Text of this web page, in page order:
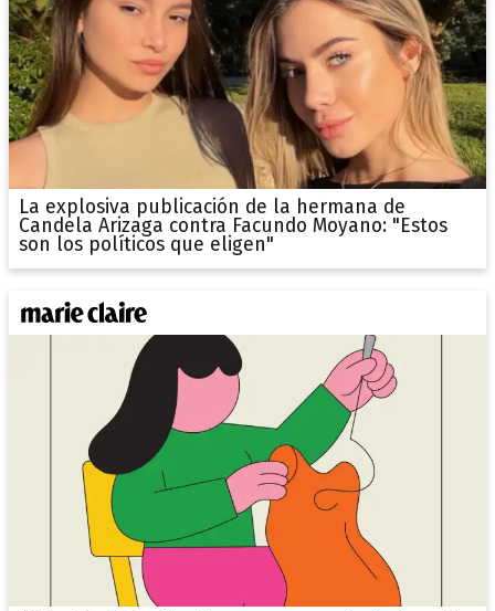
La explosiva publicación de la hermana de
Candela Arizaga contra Facundo Moyano: "Estos
son los políticos que eligen"